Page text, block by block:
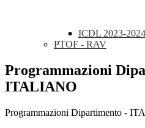
ICDL 2023-2024
PTOF - RAV
Programmazioni
ITALIANO
Programmazioni Dipartimento -